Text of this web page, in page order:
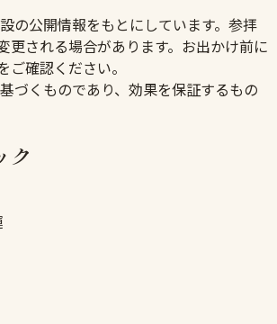
の公開情報をもとにしています。参拝
更される場合があります。お出かけ前に
確認ください。
づくものであり、効果を保証するもの
ク